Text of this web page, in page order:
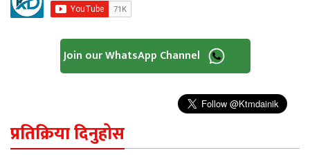
Join our WhatsApp Channel
प्रतिक्रिया दिनुहोस